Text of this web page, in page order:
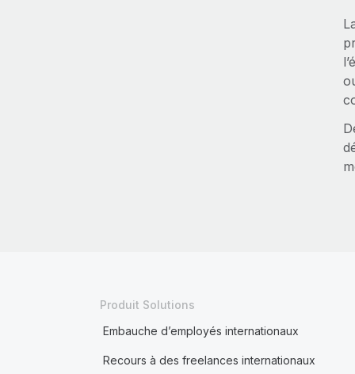
Produit Solutions
Embauche d’employés internationaux
Recours à des freelances internationaux